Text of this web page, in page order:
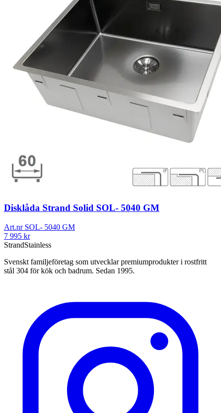
Disklåda Strand Solid SOL- 5040 GM
Art.nr SOL- 5040 GM
7 995 kr
StrandStainless
Svenskt familjeföretag som utvecklar premiumprodukter i rostfritt
stål 304 för kök och badrum. Sedan 1995.